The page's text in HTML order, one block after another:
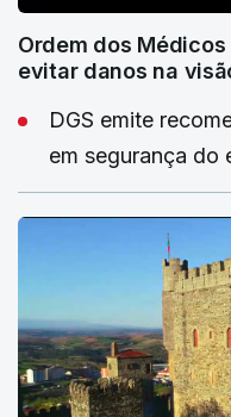
Ordem dos
evitar danos na
DGS emite
em segurança do